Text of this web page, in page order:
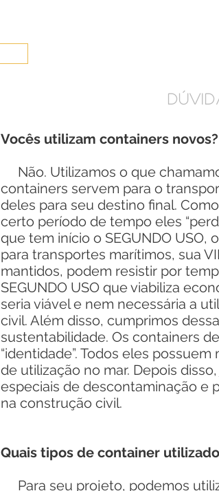
Vocês utilizam containers novos?
Não. Utilizamos o que
containers servem para o
deles para seu destino final.
certo período de tempo eles
que tem início o SEGUNDO
para transportes marítimos, sua
mantidos, podem resistir por
SEGUNDO USO que viabiliza
seria viável e nem necessária a
civil. Além disso, cumprimos
sustentabilidade. Os containers
“identidade”. Todos eles
de utilização no mar. Depois
especiais de descontaminação e
na construção civil.
Quais tipos de container
Para seu projeto, podemos